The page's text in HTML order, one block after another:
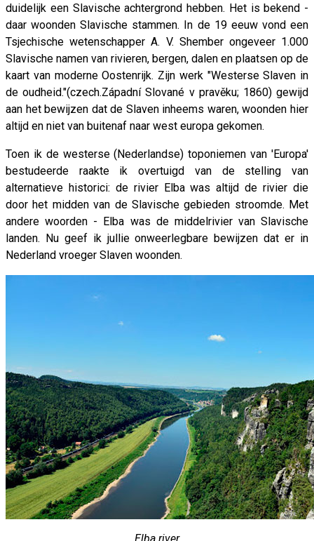
duidelijk een Slavische achtergrond hebben. Het is bekend -
daar woonden Slavische stammen. In de 19 eeuw vond een
Tsjechische wetenschapper A. V. Shember ongeveer 1.000
Slavische namen van rivieren, bergen, dalen en plaatsen op de
kaart van moderne Oostenrijk. Zijn werk "Westerse Slaven in
de oudheid."(czech.Západní Slované v pravěku; 1860) gewijd
aan het bewijzen dat de Slaven inheems waren, woonden hier
altijd en niet van buitenaf naar west europa gekomen.
Toen ik de westerse (Nederlandse) toponiemen van 'Europa'
bestudeerde raakte ik overtuigd van de stelling van
alternatieve historici: de rivier Elba was altijd de rivier die
door het midden van de Slavische gebieden stroomde. Met
andere woorden - Elba was de middelrivier van Slavische
landen. Nu geef ik jullie onweerlegbare bewijzen dat er in
Nederland vroeger Slaven woonden.